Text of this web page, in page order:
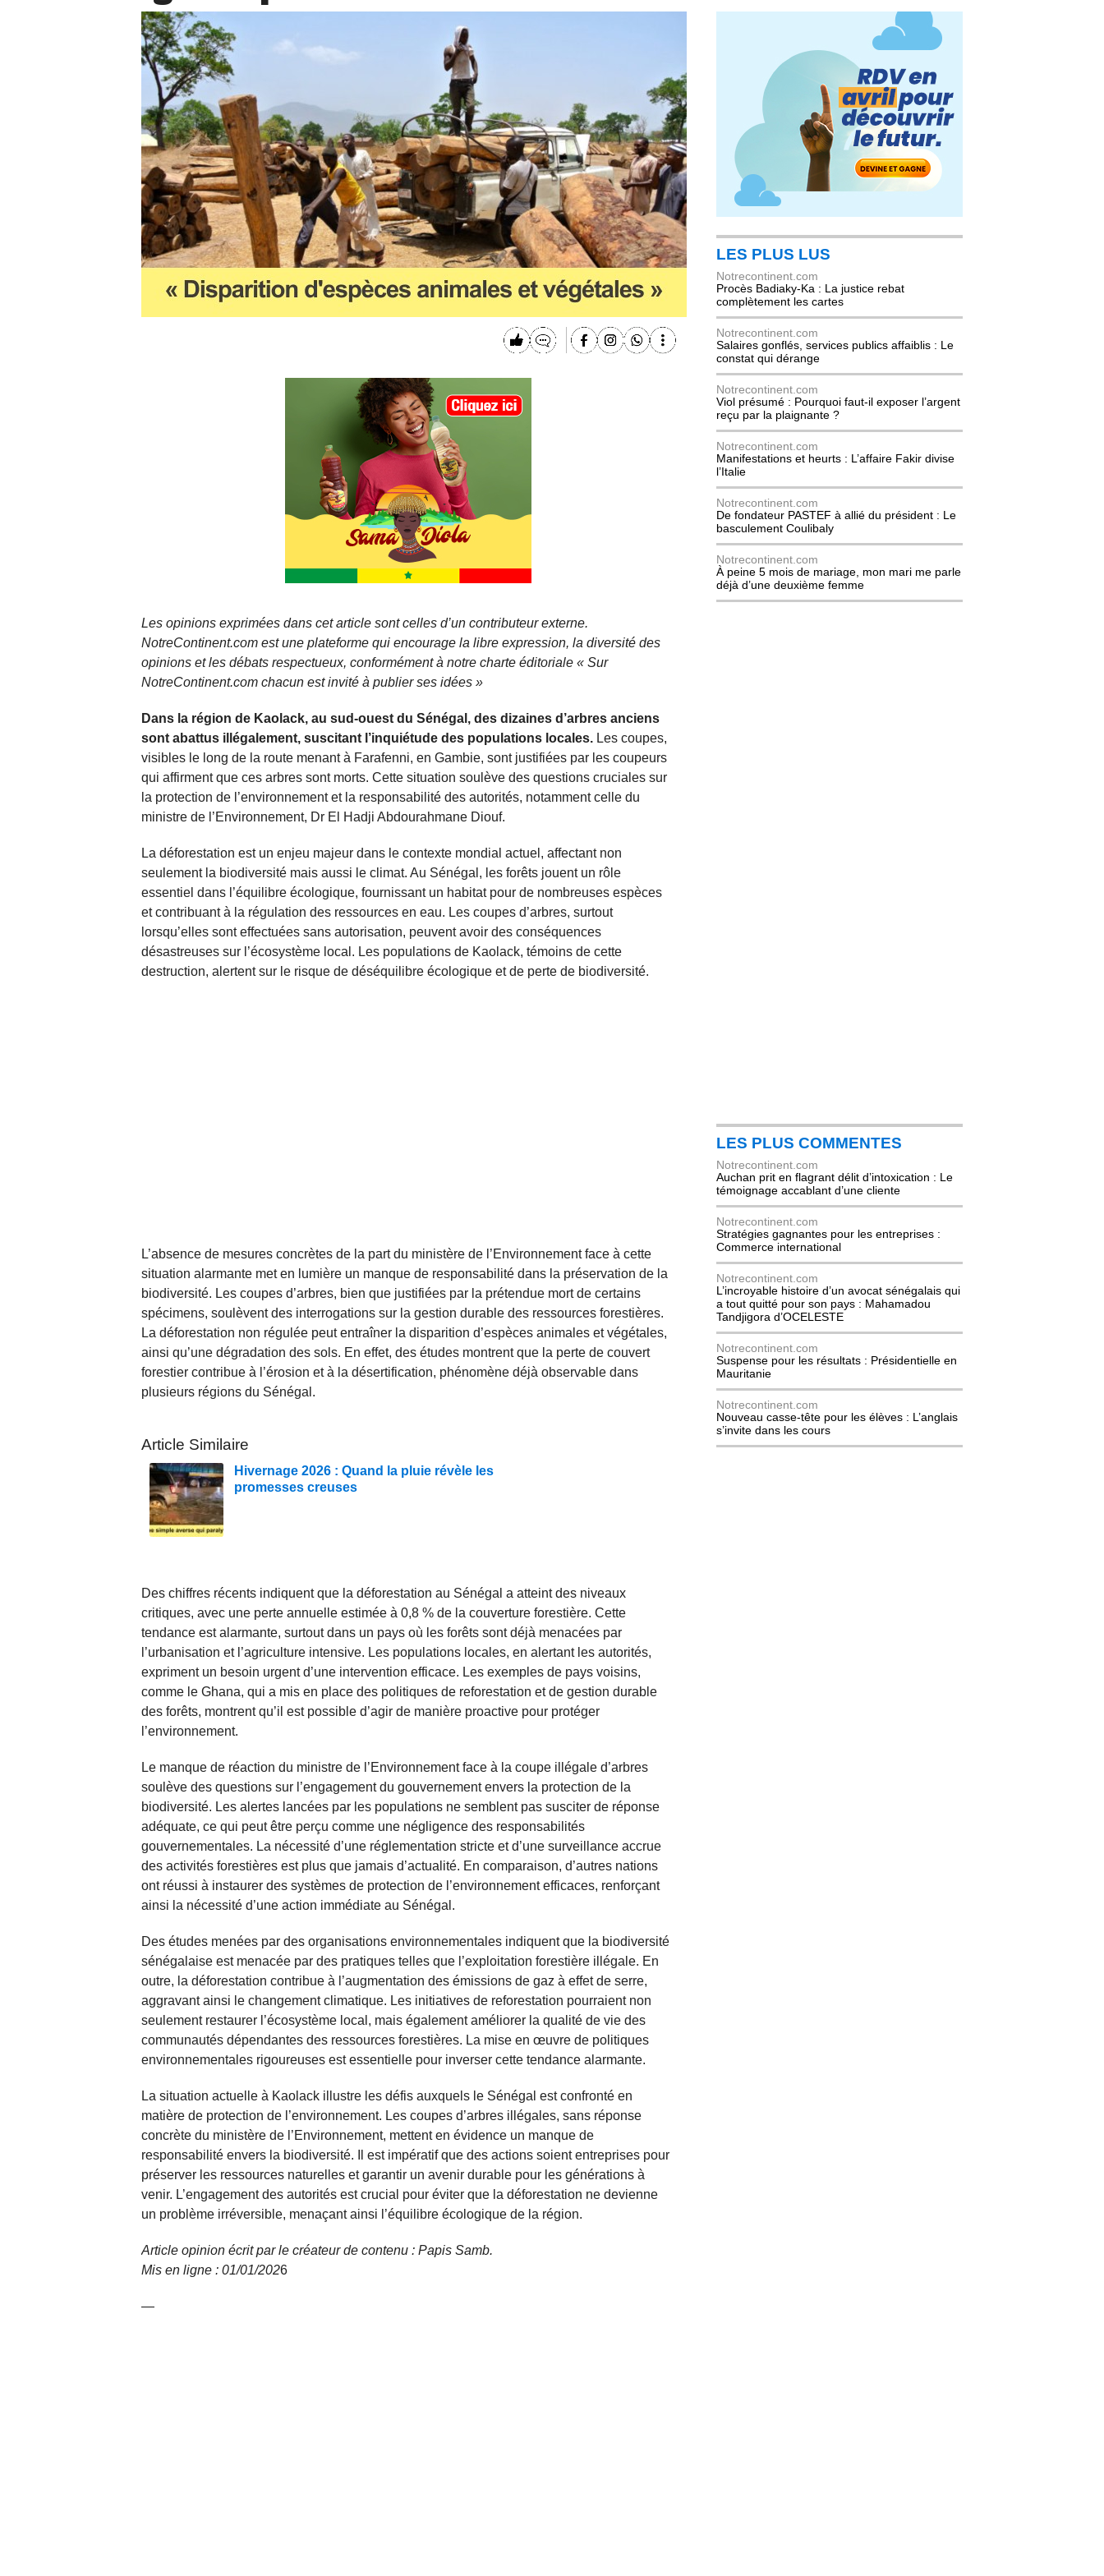
Les opinions exprimées dans cet article sont celles d’un contributeur externe.
NotreContinent.com est une plateforme qui encourage la libre expression, la diversité des
opinions et les débats respectueux, conformément à notre charte éditoriale « Sur
NotreContinent.com chacun est invité à publier ses idées »
Dans la région de Kaolack, au sud-ouest du Sénégal, des dizaines d’arbres anciens
sont abattus illégalement, suscitant l’inquiétude des populations locales. Les coupes,
visibles le long de la route menant à Farafenni, en Gambie, sont justifiées par les coupeurs
qui affirment que ces arbres sont morts. Cette situation soulève des questions cruciales sur
la protection de l’environnement et la responsabilité des autorités, notamment celle du
ministre de l’Environnement, Dr El Hadji Abdourahmane Diouf.
La déforestation est un enjeu majeur dans le contexte mondial actuel, affectant non
seulement la biodiversité mais aussi le climat. Au Sénégal, les forêts jouent un rôle
essentiel dans l’équilibre écologique, fournissant un habitat pour de nombreuses espèces
et contribuant à la régulation des ressources en eau. Les coupes d’arbres, surtout
lorsqu’elles sont effectuées sans autorisation, peuvent avoir des conséquences
désastreuses sur l’écosystème local. Les populations de Kaolack, témoins de cette
destruction, alertent sur le risque de déséquilibre écologique et de perte de biodiversité.
L’absence de mesures concrètes de la part du ministère de l’Environnement face à cette
situation alarmante met en lumière un manque de responsabilité dans la préservation de la
biodiversité. Les coupes d’arbres, bien que justifiées par la prétendue mort de certains
spécimens, soulèvent des interrogations sur la gestion durable des ressources forestières.
La déforestation non régulée peut entraîner la disparition d’espèces animales et végétales,
ainsi qu’une dégradation des sols. En effet, des études montrent que la perte de couvert
forestier contribue à l’érosion et à la désertification, phénomène déjà observable dans
plusieurs régions du Sénégal.
Article Similaire
Hivernage 2026 : Quand la pluie révèle les
promesses creuses
Des chiffres récents indiquent que la déforestation au Sénégal a atteint des niveaux
critiques, avec une perte annuelle estimée à 0,8 % de la couverture forestière. Cette
tendance est alarmante, surtout dans un pays où les forêts sont déjà menacées par
l’urbanisation et l’agriculture intensive. Les populations locales, en alertant les autorités,
expriment un besoin urgent d’une intervention efficace. Les exemples de pays voisins,
comme le Ghana, qui a mis en place des politiques de reforestation et de gestion durable
des forêts, montrent qu’il est possible d’agir de manière proactive pour protéger
l’environnement.
Le manque de réaction du ministre de l’Environnement face à la coupe illégale d’arbres
soulève des questions sur l’engagement du gouvernement envers la protection de la
biodiversité. Les alertes lancées par les populations ne semblent pas susciter de réponse
adéquate, ce qui peut être perçu comme une négligence des responsabilités
gouvernementales. La nécessité d’une réglementation stricte et d’une surveillance accrue
des activités forestières est plus que jamais d’actualité. En comparaison, d’autres nations
ont réussi à instaurer des systèmes de protection de l’environnement efficaces, renforçant
ainsi la nécessité d’une action immédiate au Sénégal.
Des études menées par des organisations environnementales indiquent que la biodiversité
sénégalaise est menacée par des pratiques telles que l’exploitation forestière illégale. En
outre, la déforestation contribue à l’augmentation des émissions de gaz à effet de serre,
aggravant ainsi le changement climatique. Les initiatives de reforestation pourraient non
seulement restaurer l’écosystème local, mais également améliorer la qualité de vie des
communautés dépendantes des ressources forestières. La mise en œuvre de politiques
environnementales rigoureuses est essentielle pour inverser cette tendance alarmante.
La situation actuelle à Kaolack illustre les défis auxquels le Sénégal est confronté en
matière de protection de l’environnement. Les coupes d’arbres illégales, sans réponse
concrète du ministère de l’Environnement, mettent en évidence un manque de
responsabilité envers la biodiversité. Il est impératif que des actions soient entreprises pour
préserver les ressources naturelles et garantir un avenir durable pour les générations à
venir. L’engagement des autorités est crucial pour éviter que la déforestation ne devienne
un problème irréversible, menaçant ainsi l’équilibre écologique de la région.
Article opinion écrit par le créateur de contenu : Papis Samb.
Mis en ligne : 01/01/2026
—
LES PLUS LUS
Notrecontinent.com
Procès Badiaky-Ka : La justice rebat
complètement les cartes
Notrecontinent.com
Salaires gonflés, services publics affaiblis : Le
constat qui dérange
Notrecontinent.com
Viol présumé : Pourquoi faut-il exposer l’argent
reçu par la plaignante ?
Notrecontinent.com
Manifestations et heurts : L’affaire Fakir divise
l’Italie
Notrecontinent.com
De fondateur PASTEF à allié du président : Le
basculement Coulibaly
Notrecontinent.com
À peine 5 mois de mariage, mon mari me parle
déjà d’une deuxième femme
LES PLUS COMMENTES
Notrecontinent.com
Auchan prit en flagrant délit d’intoxication : Le
témoignage accablant d’une cliente
Notrecontinent.com
Stratégies gagnantes pour les entreprises :
Commerce international
Notrecontinent.com
L’incroyable histoire d’un avocat sénégalais qui
a tout quitté pour son pays : Mahamadou
Tandjigora d’OCELESTE
Notrecontinent.com
Suspense pour les résultats : Présidentielle en
Mauritanie
Notrecontinent.com
Nouveau casse-tête pour les élèves : L’anglais
s’invite dans les cours